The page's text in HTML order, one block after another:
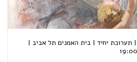
תערוכת יחיד | בית האמנים תל אביב |